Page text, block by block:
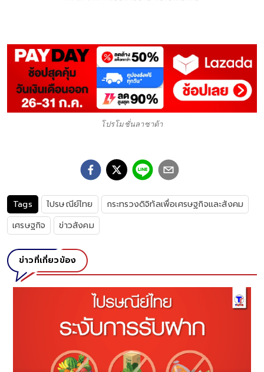
โปรโมชั่นลาซาด้า
Tags ไปรษณีย์ไทย
กระทรวงดิจิทัลเพื่อเศรษฐกิจและสังคม
เศรษฐกิจ
ข่าวสังคม
ข่าวที่เกี่ยวข้อง